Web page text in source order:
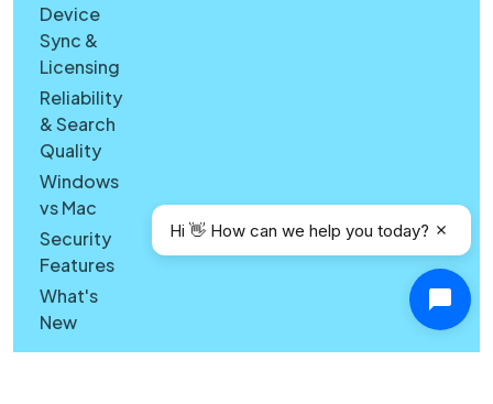
Device
Sync &
Licensing
Reliability
& Search
Quality
Windows
vs Mac
Security
Features
What's
New
Hi 👋 How can we help you today?